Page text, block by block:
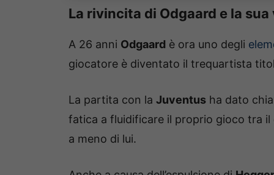
La rivincita di Odgaard e la
A 26 anni Odgaard è ora uno degli
giocatore è diventato il trequartista
La partita con la Juventus ha dato
fatica a fluidificare il proprio gioco tra
a meno di lui.